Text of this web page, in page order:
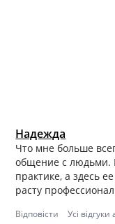
Надежда
Что мне больше
общение с людьми.
практике, а здесь
расту
Відповісти Усі відгуки